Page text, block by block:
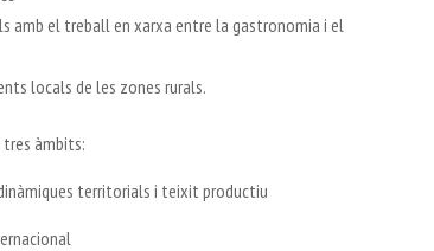
amb el treball en xarxa entre la gastronomia i el
locals de les zones rurals.
àmbits:
territorials i teixit productiu